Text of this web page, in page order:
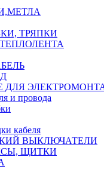
ТРЯПКИ
ДЛЯ
и провода
кабеля
ВЫКЛЮЧАТЕЛИ
ЩИТКИ